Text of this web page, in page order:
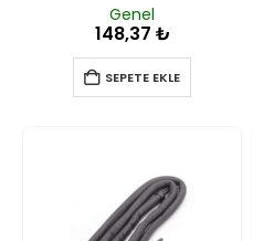
Genel
148,37 ₺
SEPETE EKLE